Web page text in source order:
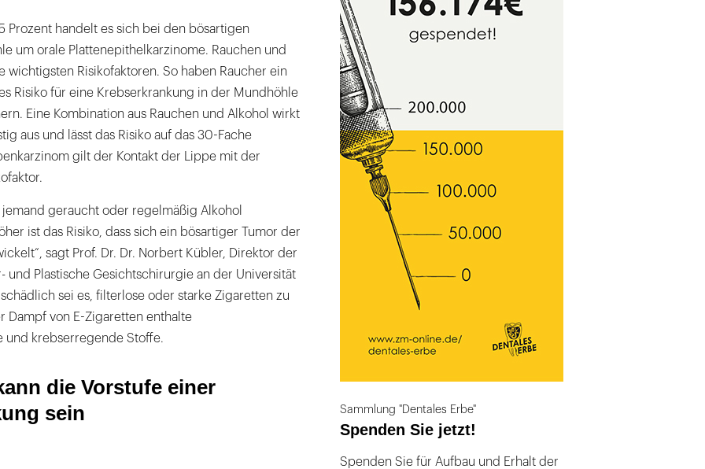
Prozent handelt es sich bei den bösartigen
um orale Plattenepithelkarzinome. Rauchen und
wichtigsten Risikofaktoren. So haben Raucher ein
Risiko für eine Krebserkrankung in der Mundhöhle
Eine Kombination aus Rauchen und Alkohol wirkt
aus und lässt das Risiko auf das 30-Fache
gilt der Kontakt der Lippe mit der
jemand geraucht oder regelmäßig Alkohol
ist das Risiko, dass sich ein bösartiger Tumor der
sagt Prof. Dr. Dr. Norbert Kübler, Direktor der
und Plastische Gesichtschirurgie an der Universität
sei es, filterlose oder starke Zigaretten zu
Dampf von E-Zigaretten enthalte
und krebserregende Stoffe.
die Vorstufe einer
sein
Sammlung "Dentales Erbe"
Spenden Sie jetzt!
Spenden Sie für Aufbau und Erhalt der